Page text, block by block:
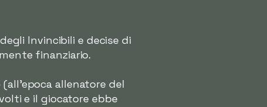
Invincibili e decise di
finanziario.
allenatore del
e il giocatore ebbe